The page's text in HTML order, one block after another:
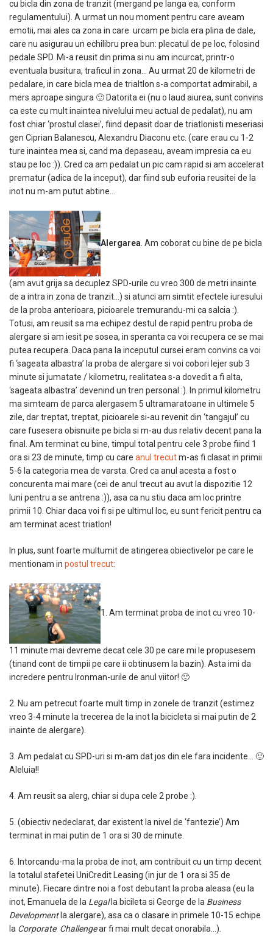
cu bicla din zona de tranzit (mergand pe langa ea, conform
regulamentului). A urmat un nou moment pentru care aveam
emotii, mai ales ca zona in care urcam pe bicla era plina de dale,
care nu asigurau un echilibru prea bun: plecatul de pe loc, folosind
pedale SPD. Mi-a reusit din prima si nu am incurcat, printr-o
eventuala busitura, traficul in zona… Au urmat 20 de kilometri de
pedalare, in care bicla mea de trialtlon s-a comportat admirabil, a
mers aproape singura 🙂 Datorita ei (nu o laud aiurea, sunt convins
ca este cu mult inaintea nivelului meu actual de pedalat), nu am
fost chiar ‘prostul clasei’, fiind depasit doar de triatlonisti meseriasi
gen Ciprian Balanescu, Alexandru Diaconu etc. (care erau cu 1-2
ture inaintea mea si, cand ma depaseau, aveam impresia ca eu
stau pe loc :)). Cred ca am pedalat un pic cam rapid si am accelerat
prematur (adica de la inceput), dar fiind sub euforia reusitei de la
inot nu m-am putut abtine…
Alergarea . Am coborat cu bine de pe bicla
(am avut grija sa decuplez SPD-urile cu vreo 300 de metri inainte
de a intra in zona de tranzit…) si atunci am simtit efectele iuresului
de la proba anterioara, picioarele tremurandu-mi ca salcia :).
Totusi, am reusit sa ma echipez destul de rapid pentru proba de
alergare si am iesit pe sosea, in speranta ca voi recupera ce se mai
putea recupera. Daca pana la inceputul cursei eram convins ca voi
fi ‘sageata albastra’ la proba de alergare si voi cobori lejer sub 3
minute si jumatate / kilometru, realitatea s-a dovedit a fi alta,
‘sageata albastra’ devenind un tren personal :). In primul kilometru
ma simteam de parca alergasem 5 ultramaratoane in ultimele 5
zile, dar treptat, treptat, picioarele si-au revenit din ‘tangajul’ cu
care fusesera obisnuite pe bicla si m-au dus relativ decent pana la
final. Am terminat cu bine, timpul total pentru cele 3 probe fiind 1
ora si 23 de minute, timp cu care anul trecutm-as fi clasat in primii
5-6 la categoria mea de varsta. Cred ca anul acesta a fost o
concurenta mai mare (cei de anul trecut au avut la dispozitie 12
luni pentru a se antrena :)), asa ca nu stiu daca am loc printre
primii 10. Chiar daca voi fi si pe ultimul loc, eu sunt fericit pentru ca
am terminat acest triatlon!
In plus, sunt foarte multumit de atingerea obiectivelor pe care le
mentionam in postul trecut:
1. Am terminat proba de inot cu vreo 10-
11 minute mai devreme decat cele 30 pe care mi le propusesem
(tinand cont de timpii pe care ii obtinusem la bazin). Asta imi da
incredere pentru Ironman-urile de anul viitor! 🙂
2. Nu am petrecut foarte mult timp in zonele de tranzit (estimez
vreo 3-4 minute la trecerea de la inot la bicicleta si mai putin de 2
inainte de alergare).
3. Am pedalat cu SPD-uri si m-am dat jos din ele fara incidente… 🙂
Aleluia!!
4. Am reusit sa alerg, chiar si dupa cele 2 probe :).
5. (obiectiv nedeclarat, dar existent la nivel de ‘fantezie’) Am
terminat in mai putin de 1 ora si 30 de minute.
6. Intorcandu-ma la proba de inot, am contribuit cu un timp decent
la totalul stafetei UniCredit Leasing (in jur de 1 ora si 35 de
minute). Fiecare dintre noi a fost debutant la proba aleasa (eu la
inot, Emanuela de la Legalla bicileta si George de la Business
Developmentla alergare), asa ca o clasare in primele 10-15 echipe
la Corporate Challengear fi mai mult decat onorabila…).